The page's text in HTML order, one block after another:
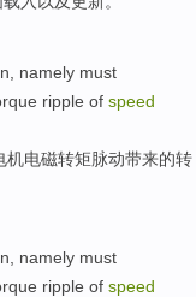
namely must
ripple of speed
机电磁转矩脉动带来的转
, namely must
ripple of speed